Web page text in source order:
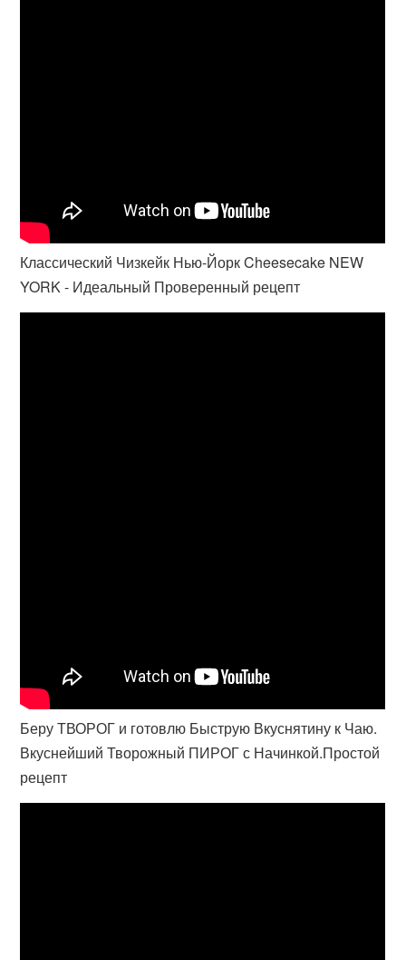
Классический Чизкейк Нью-Йорк Cheesecake NEW
YORK - Идеальный Проверенный рецепт
Беру ТВОРОГ и готовлю Быструю Вкуснятину к Чаю.
Вкуснейший Творожный ПИРОГ с Начинкой.Простой
рецепт